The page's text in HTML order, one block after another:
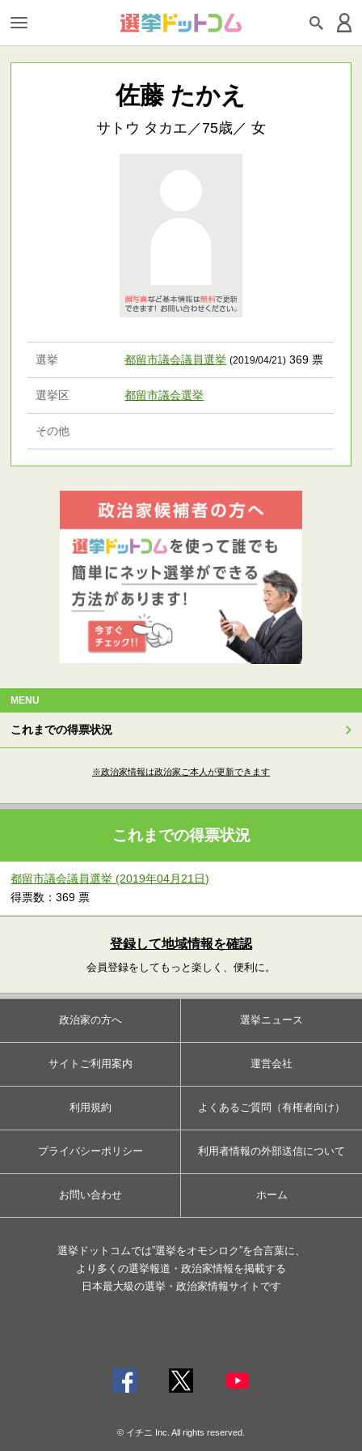
佐藤 たかえ
サトウ タカエ／75歳／ 女
選挙 都留市議会議員選挙 (2019/04/21) 369 票
選挙区 都留市議会選挙
その他
MENU
これまでの得票状況
※政治家情報は政治家ご本人が更新できます
これまでの得票状況
都留市議会議員選挙 (2019年04月21日)
得票数：369 票
登録して地域情報を確認
会員登録をしてもっと楽しく、便利に。
政治家の方へ 選挙ニュース
サイトご利用案内 運営会社
利用規約 よくあるご質問（有権者向け）
プライバシーポリシー 利用者情報の外部送信について
お問い合わせ ホーム
選挙ドットコムでは”選挙をオモシロク”を合言葉に、
より多くの選挙報道・政治家情報を掲載する
日本最大級の選挙・政治家情報サイトです
© イチニ Inc. All rights reserved.